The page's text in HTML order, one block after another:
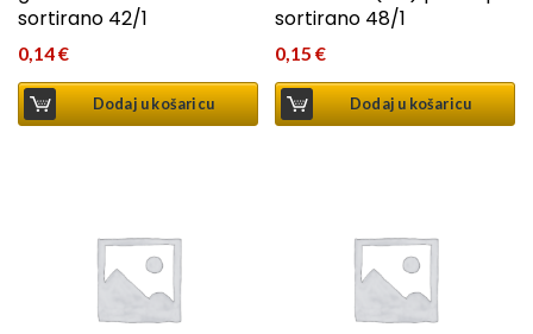
sortirano 42/1
0,14€
Dodaj u košaricu
sortirano 48/1
0,15€
Dodaj u košaricu